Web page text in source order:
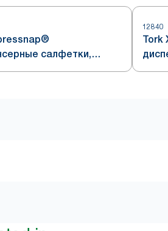
салфетки,
N4
12840
Tork